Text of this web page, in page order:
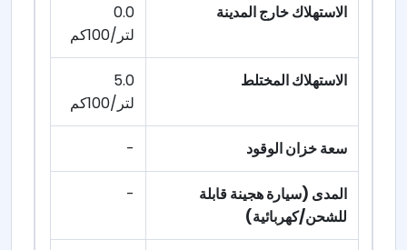
الاستهلاك خارج المدينة
0.0
لتر/100كم
الاستهلاك المختلط
5.0
لتر/100كم
سعة خزان الوقود -
المدى (سيارة هجينة قابلة
للشحن/كهربائية)
-